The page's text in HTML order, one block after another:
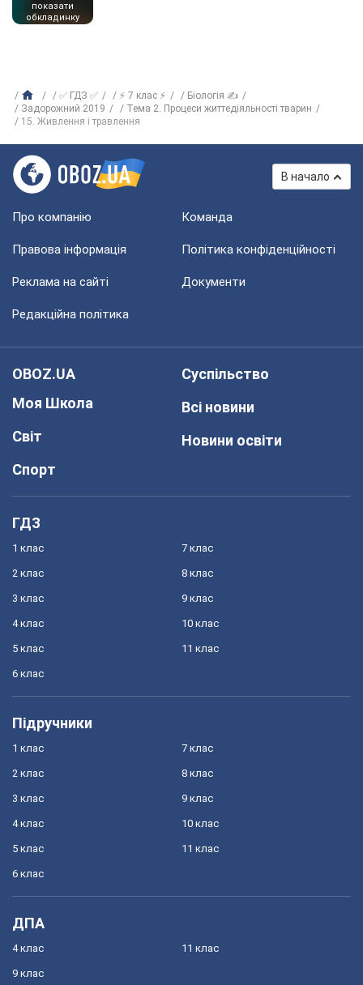
показати
обкладинку
✅ ГДЗ ✅ ⚡ 7 клас ⚡
Біологія ✍
Задорожний 2019
Тема 2. Процеси життедіяльності тварин
15. Живлення і травлення
В начало
Про компанію Команда
Правова інформація Політика конфіденційності
Реклама на сайті Документи
Редакційна політика
OBOZ.UA
Моя Школа
Світ
Спорт
Суспільство
Всі новини
Новини освіти
ГДЗ
1 клас
2 клас
3 клас
4 клас
5 клас
6 клас
7 клас
8 клас
9 клас
10 клас
11 клас
Підручники
1 клас
2 клас
3 клас
4 клас
5 клас
6 клас
7 клас
8 клас
9 клас
10 клас
11 клас
ДПА
4 клас
9 клас
11 клас